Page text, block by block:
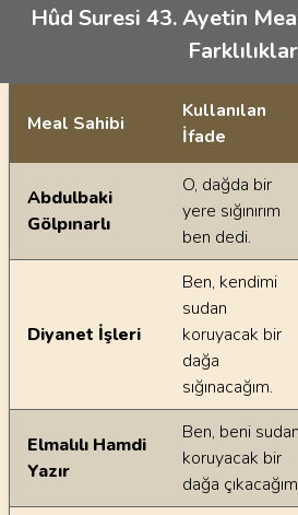
Hûd Suresi 43. Ayetin
Ayetin meallerindeki dilsel farklılıklar
Meal Sahibi
Kullanılan
İfade
Abdulbaki
Gölpınarlı
O, dağda bir
yere sığınırım
ben dedi.
Diyanet İşleri
Ben, kendimi
sudan
koruyacak bir
dağa
sığınacağım.
Elmalılı Hamdi
Yazır
Ben, beni sudan
koruyacak bir
dağa